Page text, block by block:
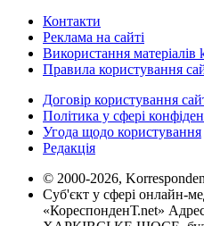
Контакти
Реклама на сайті
Використання матеріалів
Правила користування
Договір користування
Політика у сфері
Угода щодо користування
Редакція
© 2000-2026,
Суб'єкт у сфері онлайн-
«КореспонденТ.net»